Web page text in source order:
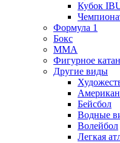
Кубок
Формула 1
Бокс
MMA
Фигурное
Другие виды
Бейсбол
Водные
Волейбол
Легкая